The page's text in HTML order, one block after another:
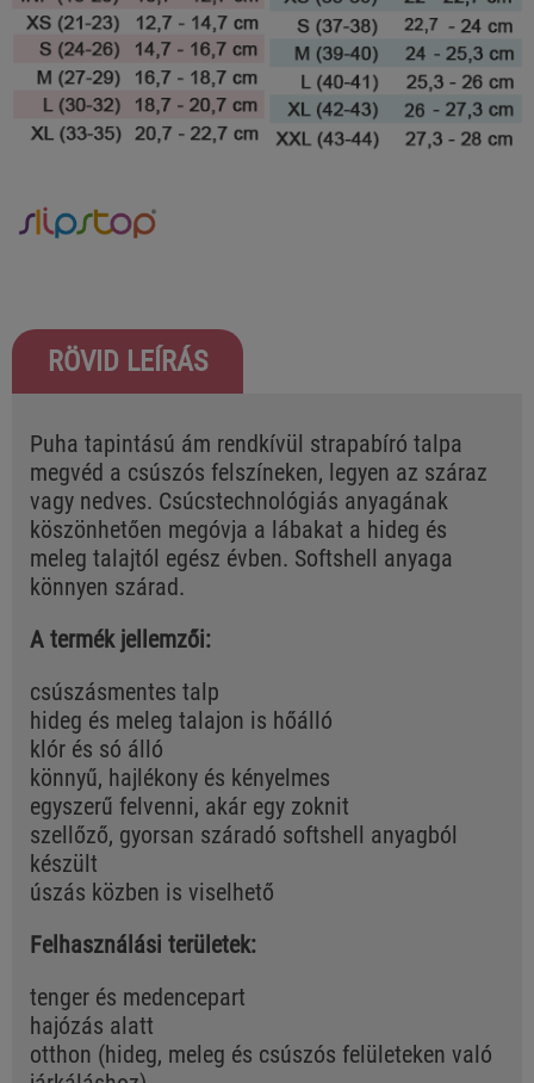
RÖVID LEÍRÁS
Puha tapintású ám rendkívül strapabíró talpa
megvéd a csúszós felszíneken, legyen az száraz
vagy nedves. Csúcstechnológiás anyagának
köszönhetően megóvja a lábakat a hideg és
meleg talajtól egész évben. Softshell anyaga
könnyen szárad.
A termék jellemzői:
csúszásmentes talp
hideg és meleg talajon is hőálló
klór és só álló
könnyű, hajlékony és kényelmes
egyszerű felvenni, akár egy zoknit
szellőző, gyorsan száradó softshell anyagból
készült
úszás közben is viselhető
Felhasználási területek:
tenger és medencepart
hajózás alatt
otthon (hideg, meleg és csúszós felületeken való